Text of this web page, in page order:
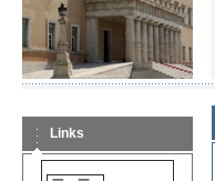
Links